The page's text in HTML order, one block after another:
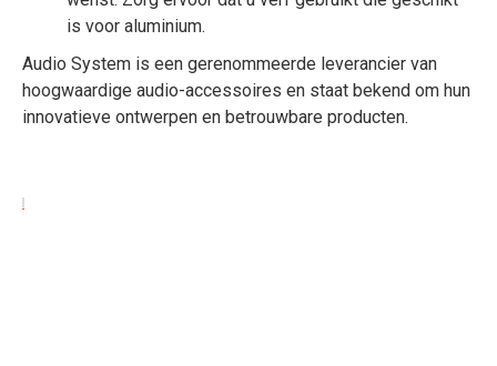
is voor aluminium.
Audio System is een gerenommeerde leverancier van
hoogwaardige audio-accessoires en staat bekend om hun
innovatieve ontwerpen en betrouwbare producten.